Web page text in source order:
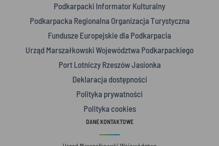
Podkarpacki Informator Kulturalny
Podkarpacka Regionalna Organizacja Turystyczna
Fundusze Europejskie dla Podkarpacia
Urząd Marszałkowski Województwa Podkarpackiego
Port Lotniczy Rzeszów Jasionka
Deklaracja dostępności
Polityka prywatności
Polityka cookies
DANE KONTAKTOWE